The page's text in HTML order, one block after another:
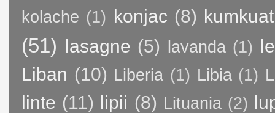
kolache (1) konjac (8) kumkuat
(51) lasagne (5) lavanda (1)
Liban (10) Liberia (1) Libia (1)
linte (11) lipii (8) Lituania (2)